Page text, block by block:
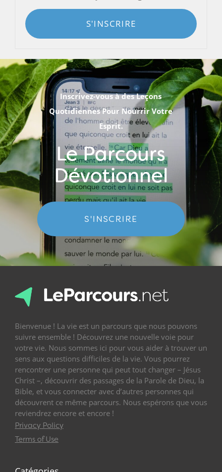
S'INSCRIRE
Inscrivez-vous à des Leçons
Quotidiennes Pour Nourrir Votre
Esprit.
Le Parcours
Dévotionnel
S'INSCRIRE
Bienvenue ! La vie est un parcours que nous pouvons
suivre ensemble ! Découvrez une nouvelle voie pour
votre vie. Nous sommes ici pour vous aider à trouver un
sens aux questions difficiles de la vie. Vous pourrez
rencontrer une personne qui peut tout changer – Jésus
Christ –, découvrir des passages de la Parole de Dieu, la
Bible, et vous connecter avec d’autres personnes qui
découvrent ce même parcours. Nous espérons que vous
reviendrez encore et encore !
Privacy Policy
Terms of Use